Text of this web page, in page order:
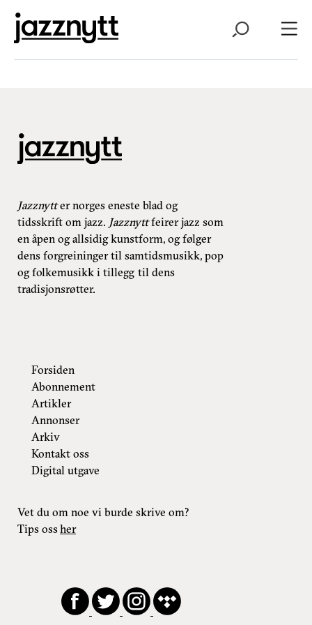
Jazznytter norges eneste blad og
tidsskrift om jazz. Jazznyttfeirer jazz som
en åpen og allsidig kunstform, og følger
dens forgreininger til samtidsmusikk, pop
og folkemusikk i tillegg til dens
tradisjonsrøtter.
Forsiden
Abonnement
Artikler
Annonser
Arkiv
Kontakt oss
Digital utgave
Vet du om noe vi burde skrive om?
Tips ossher